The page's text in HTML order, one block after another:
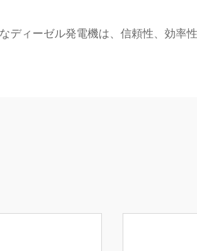
ディーゼル発電機は、信頼性、効率